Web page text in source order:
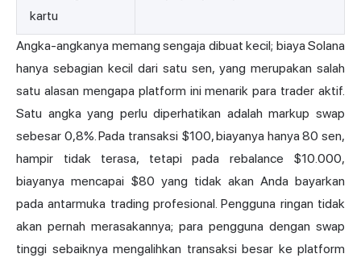
kartu
Angka-angkanya memang sengaja dibuat kecil; biaya Solana
hanya sebagian kecil dari satu sen, yang merupakan salah
satu alasan mengapa platform ini menarik para trader aktif.
Satu angka yang perlu diperhatikan adalah markup swap
sebesar 0,8%. Pada transaksi $100, biayanya hanya 80 sen,
hampir tidak terasa, tetapi pada rebalance $10.000,
biayanya mencapai $80 yang tidak akan Anda bayarkan
pada antarmuka trading profesional. Pengguna ringan tidak
akan pernah merasakannya; para pengguna dengan swap
tinggi sebaiknya mengalihkan transaksi besar ke platform